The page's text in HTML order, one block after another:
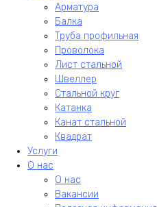
Арматура
Балка
Труба профильная
Проволока
Лист стальной
Швеллер
Стальной круг
Катанка
Канат стальной
Квадрат
Услуги
О нас
О нас
Вакансии